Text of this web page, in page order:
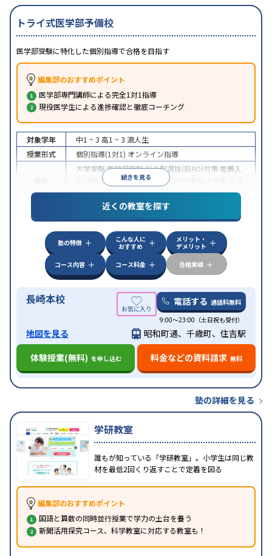
トライ式医学部予備校
医学部受験に特化した個別指導で合格を目指す
編集部のおすすめポイント
医学部専門講師による完全1対1指導
現役医学生による進捗確認と徹底コーチング
続きを見る
対象学年 中1 ~ 3 高1 ~ 3 浪人生
授業形式
個別指導(1対1) オンライン指導
大学受験医学部受験総合型選抜(旧AO)対策推薦入
学校別特化対策 国公立大対策
テスト対策
特徴
中高一貫校生に対応授業の振替可能
オンライン対応1科目から受講可能季節講習の
みの受講可
自習室あり
近くの教室を探す
塾の特徴
こんな人に
おすすめ
メリット・
デメリット
コース内容
コース料金 合格実績
長崎本校 電話する 通話料無料
9:00～23:00（土日祝も受付）
地図を見る
昭和町通、千歳町、住吉駅
体験授業(無料) を申し込む 料金などの資料請求 無料
塾の詳細を見る
学研教室
誰もが知っている「学研教室」。小学生は同じ教
材を最低2回くり返すことで定着を図る
編集部のおすすめポイント
国語と算数の同時並行授業で学力の土台を養う
新聞活用探究コース、科学教室に対応する教室も！